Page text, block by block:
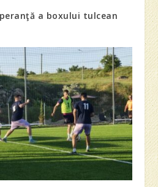
a boxului tulcean